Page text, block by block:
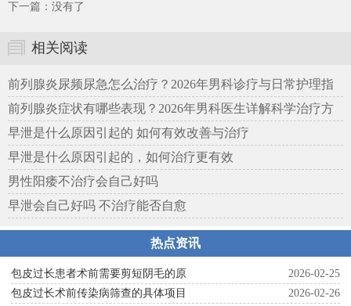
下一篇：没有了
相关阅读
前列腺炎尿频尿急怎么治疗？2026年男科诊疗与日常护理指
南
前列腺炎症状有哪些表现？2026年男科医生详解科学治疗方
案
早泄是什么原因引起的 如何有效改善与治疗
早泄是什么原因引起的，如何治疗更有效
男性阳痿不治疗会自己好吗
早泄会自己好吗 不治疗能否自愈
热点资讯
包皮过长患者术前需要剪短阴毛的原
2026-02-25
包皮过长术前传染病筛查的具体项目
2026-02-26